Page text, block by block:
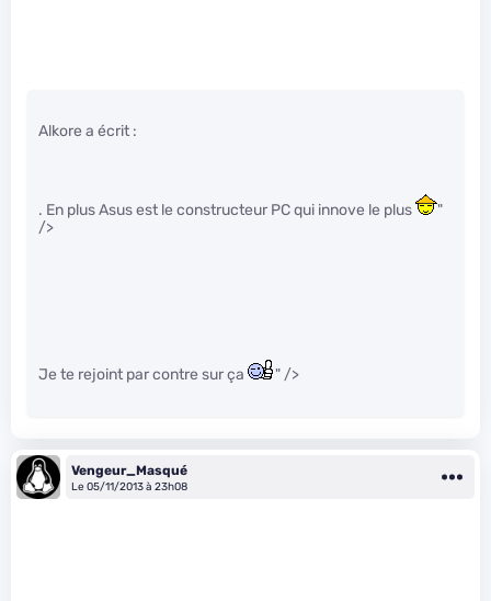
Alkore a écrit :
. En plus Asus est le constructeur PC qui innove le plus
"
/>
Je te rejoint par contre sur ça " />
Vengeur_Masqué
Le 05/11/2013 à 23h08